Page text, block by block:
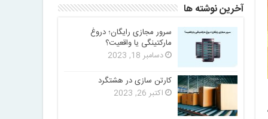
آخرین نوشته ها
سرور مجازی رایگان؛ دروغ
مارکتینگی یا واقعیت؟
دسامبر 18, 2023
کارتن سازی در هشتگرد
اکتبر 26, 2023